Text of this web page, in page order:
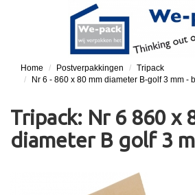
Home Postverpakkingen
Tripack
Nr 6 - 860 x 80 mm diameter B-golf 3 mm -
Tripack: Nr 6 860 x
diameter B golf 3